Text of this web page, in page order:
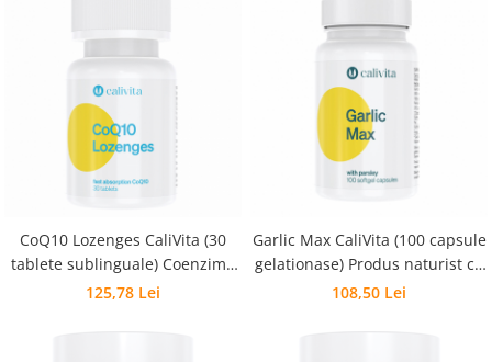
CoQ10 Lozenges CaliVita (30
tablete sublinguale) Coenzima
Q10 cu absorbţie rapidă
125,78 Lei
Garlic Max CaliVita (100 capsule
gelationase) Produs naturist cu
usturoi
108,50 Lei